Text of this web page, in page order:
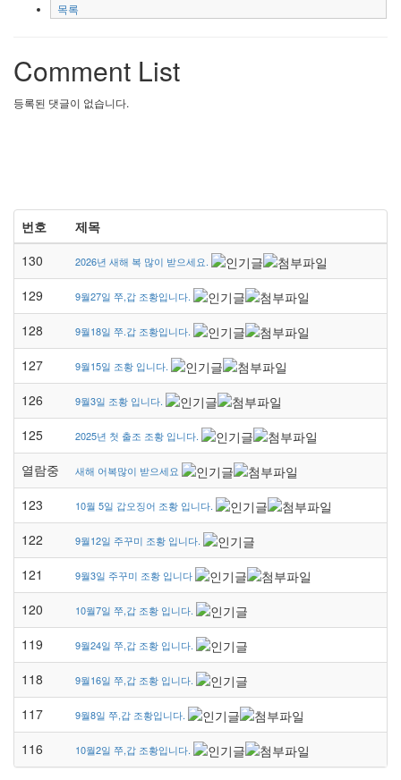
목록
Comment List
등록된 댓글이 없습니다.
번호
제목
130
2026년 새해 복 많이 받으세요.
129 9월27일 쭈,갑 조황입니다.
128 9월18일 쭈.갑 조황입니다.
127 9월15일 조황 입니다.
126 9월3일 조황 입니다.
125 2025년 첫 출조 조황 입니다.
열람중 새해 어복많이 받으세요
123 10월 5일 갑오징어 조황 입니다.
122 9월12일 주꾸미 조황 입니다.
121 9월3일 주꾸미 조황 입니다
120 10월7일 쭈,갑 조황 입니다.
119 9월24일 쭈,갑 조황 입니다.
118 9월16일 쭈,갑 조황 입니다.
117 9월8일 쭈,갑 조황입니다.
116 10월2일 쭈,갑 조황입니다.